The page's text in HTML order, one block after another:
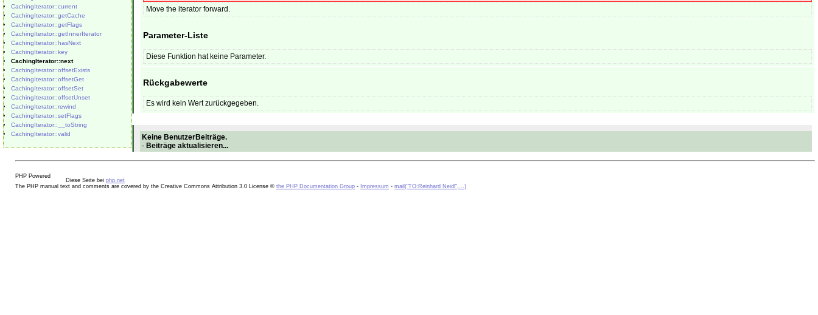
CachingIterator::current
CachingIterator::getCache
CachingIterator::getFlags
CachingIterator::getInnerIterator
CachingIterator::hasNext
CachingIterator::key
CachingIterator::next
CachingIterator::offsetExists
CachingIterator::offsetGet
CachingIterator::offsetSet
CachingIterator::offsetUnset
CachingIterator::rewind
CachingIterator::setFlags
CachingIterator::__toString
CachingIterator::valid
Move the iterator forward.
Parameter-Liste
Diese Funktion hat keine Parameter.
Rückgabewerte
Es wird kein Wert zurückgegeben.
Keine BenutzerBeiträge.
- Beiträge aktualisieren...
Diese Seite bei php.net
The PHP manual text and comments are covered by the Creative Commons Attribution 3.0 License © the PHP Documentation Group - Impressum - mail("TO:Reinhard Neidl",...)